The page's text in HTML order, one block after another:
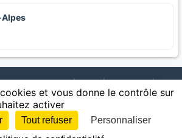
agricoles ouvertes | Carte | Communes |
| Cultures | Zones protégées | Forets |
| Statistiques
| CGU | CGV Cookies
France, SAFER, INRAE, BRGM, INAO, Ministère de
et vous donne le contrôle sur
activer
Tout refuser
Personnaliser